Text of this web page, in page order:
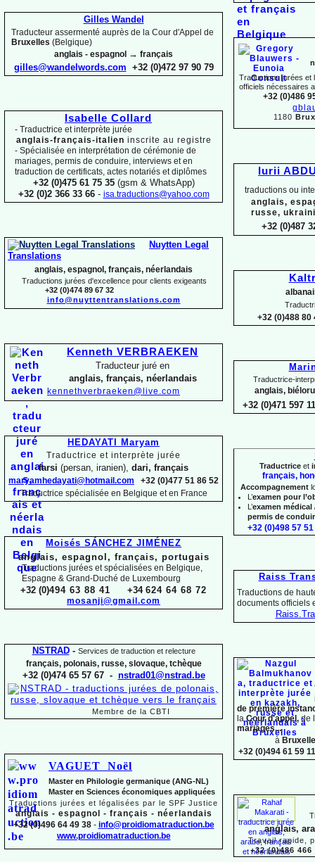
Traductions jurées et
officiels nécessaires
+32 (0)486
1180
Iurii
traductions ou
anglais,
russe,
+32 (0)487
+32 (0)488 80
Traductrice-
anglais,
+32 (0)471 597
Traductrice et
français,
Accompagnement
L’examen pour
L’examen
permis de
+32 (0)498 57 51
Raiss
Traductions de
documents officiels
Raiss.
de première
laCour d'appel, de
mariages...
à
+32 (0)494 61 59 11
anglais,
Travail rapide,
+32 (0)486 466
Gilles Wandel
Traducteur assermenté auprès de la Cour d'Appel de
Bruxelles (Belgique)
anglais - espagnol → français
gilles@wandelwords.com +32 (0)472 97 90 79
Isabelle Collard
- Traductrice et interprète jurée
anglais-français-italien inscrite au registre
- Spécialisée en interprétation de cérémonie de
mariages, permis de conduire, interviews et en
traduction de certificats, actes notariés et diplômes
+32 (0)475 61 75 35(gsm & WhatsApp)
+32 (0)2 366 33 66 - isa.traductions@yahoo.com
Nuytten Legal
Translations
anglais, espagnol, français, néerlandais
Traductions jurées d'excellence pour clients exigeants
+32 (0)474 89 67 32
info@nuyttentranslations.com
Kenneth VERBRAEKEN
Traducteur juré en
anglais, français, néerlandais
kennethverbraeken@live.com
HEDAYATI Maryam
Traductrice et interprète jurée
farsi (persan, iranien), dari, français
maryamhedayati@hotmail.com +32 (0)477 51 86 52
Traductrice spécialisée en Belgique et en France
Moisés SÁNCHEZ JIMÉNEZ
anglais, espagnol, français, portugais
Traductions jurées et spécialisées en Belgique,
Espagne & Grand-Duché de Luxembourg
+32 (0)494 63 88 41 +34 624 64 68 72
mosanji@gmail.com
NSTRAD- Services de traduction et relecture
français, polonais, russe, slovaque, tchèque
+32 (0)474 65 57 67 - nstrad01@nstrad.be
Membre de la CBTI
VAGUET Noël
Master en Philologie germanique (ANG-NL)
Master en Sciences économiques appliquées
Traductions jurées et légalisées par le SPF Justice
anglais - espagnol - français - néerlandais
+32 (0)496 64 49 38 - info@proidiomatraduction.be
www.proidiomatraduction.be